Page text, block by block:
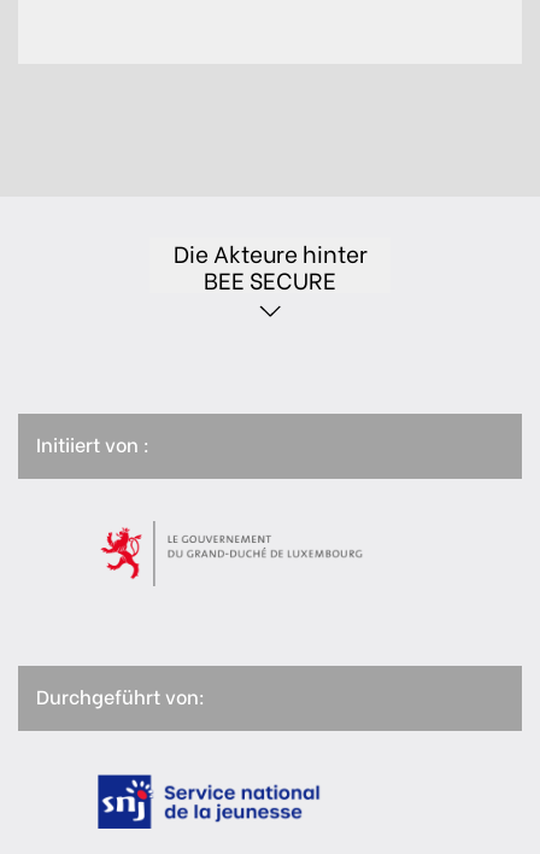
Die Akteure hinter
BEE SECURE
Initiiert von :
Durchgeführt von: